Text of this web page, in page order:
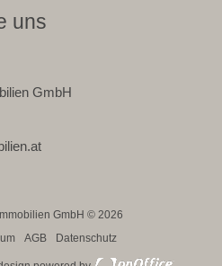
uns
GmbH
GmbH © 2026
AGB Datenschutz